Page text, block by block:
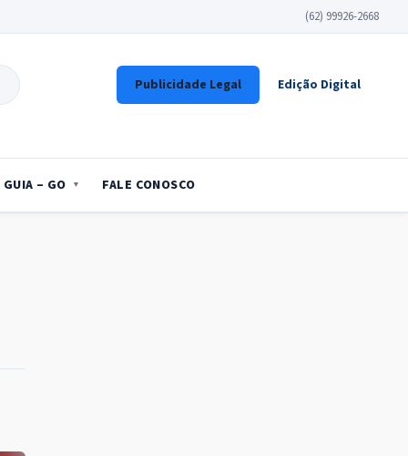
(62) 99926-2668
Publicidade Legal Edição Digital
GUIA – GO FALE CONOSCO